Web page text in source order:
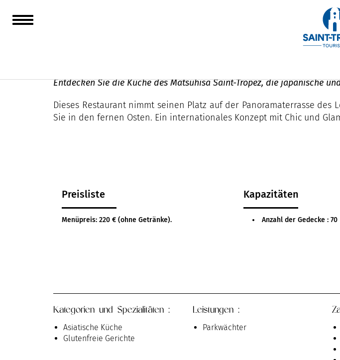
Entdecken Sie die Küche des Matsuhisa Saint-Tropez, die japanische
Dieses Restaurant nimmt seinen Platz auf der Panoramaterrasse
Sie in den fernen Osten. Ein internationales Konzept mit Chic und
Preisliste
Menüpreis: 220 € (ohne Getränke).
Kapazitäten
Anzahl der Gedecke : 70
Kategorien und Spezialitäten :
Asiatische Küche
Glutenfreie Gerichte
Leistungen :
Parkwächter